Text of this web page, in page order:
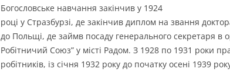
Богословське навчання закінчив у 1924
році у Стразбурзі, де закінчив диплом на звання
до Польщі, де займв посаду генерального секретаря в
Робітничий Союз” у місті Радом. З 1928 по 1931 роки
робітників, із січня 1932 року до початку осені 1939